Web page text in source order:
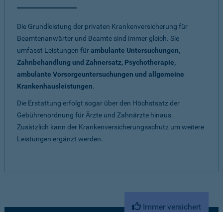
Die Grundleistung der privaten Krankenversicherung für
Beamtenanwärter und Beamte sind immer gleich. Sie
umfasst Leistungen fürambulante Untersuchungen,
Zahnbehandlung und Zahnersatz, Psychotherapie,
ambulante Vorsorgeuntersuchungen und allgemeine
Krankenhausleistungen.
Die Erstattung erfolgt sogar über den Höchstsatz der
Gebührenordnung für Ärzte und Zahnärzte hinaus.
Zusätzlich kann der Krankenversicherungsschutz um weitere
Leistungen ergänzt werden.
Immer versichert